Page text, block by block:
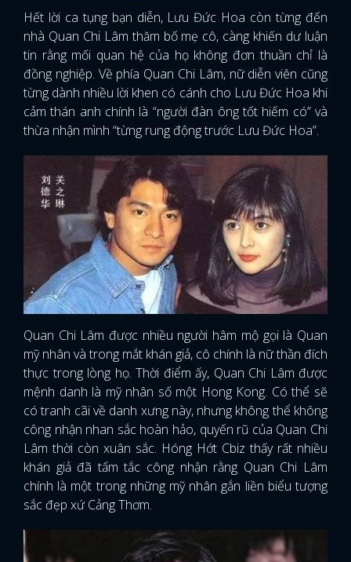
Hết lời ca tụng bạn diễn, Lưu Đức Hoa còn từng đến
nhà Quan Chi Lâm thăm bố mẹ cô, càng khiến dư luận
tin rằng mối quan hệ của họ không đơn thuần chỉ là
đồng nghiệp. Về phía Quan Chi Lâm, nữ diễn viên cũng
từng dành nhiều lời khen có cánh cho Lưu Đức Hoa khi
cảm thán anh chính là “người đàn ông tốt hiếm có” và
thừa nhận mình “từng rung động trước Lưu Đức Hoa”.
Quan Chi Lâm được nhiều người hâm mộ gọi là Quan
mỹ nhân và trong mắt khán giả, cô chính là nữ thần đích
thực trong lòng họ. Thời điểm ấy, Quan Chi Lâm được
mệnh danh là mỹ nhân số một Hong Kong. Có thể sẽ
có tranh cãi về danh xưng này, nhưng không thể không
công nhận nhan sắc hoàn hảo, quyến rũ của Quan Chi
Lâm thời còn xuân sắc. Hóng Hớt Cbiz thấy rất nhiều
khán giả đã tấm tắc công nhận rằng Quan Chi Lâm
chính là một trong những mỹ nhân gắn liền biểu tượng
sắc đẹp xứ Cảng Thơm.